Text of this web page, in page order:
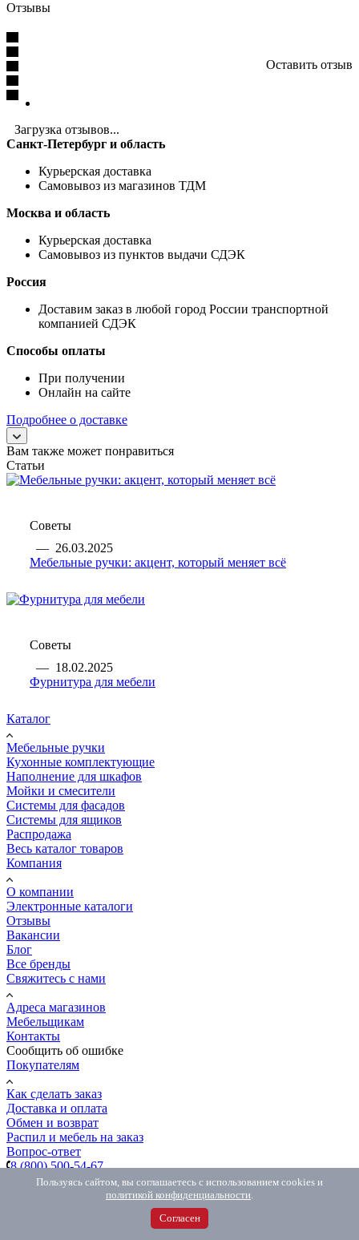
Отзывы
Оставить отзыв
Загрузка отзывов...
Санкт-Петербург и область
Курьерская доставка
Самовывоз из магазинов ТДМ
Москва и область
Курьерская доставка
Самовывоз из пунктов выдачи СДЭК
Россия
Доставим заказ в любой город России транспортной
компанией СДЭК
Способы оплаты
При получении
Онлайн на сайте
Подробнее о доставке
Вам также может понравиться
Статьи
Советы
— 26.03.2025
Мебельные ручки: акцент, который меняет всё
Советы
— 18.02.2025
Фурнитура для мебели
Каталог
Мебельные ручки
Кухонные комплектующие
Наполнение для шкафов
Мойки и смесители
Системы для фасадов
Системы для ящиков
Распродажа
Весь каталог товаров
Компания
О компании
Электронные каталоги
Отзывы
Вакансии
Блог
Все бренды
Свяжитесь с нами
Адреса магазинов
Мебельщикам
Контакты
Сообщить об ошибке
Покупателям
Как сделать заказ
Доставка и оплата
Обмен и возврат
Распил и мебель на заказ
Вопрос-ответ
8 (800) 500-54-67
8 (800) 500-54-67 Бесплатно по РФ
Интернет-магазин
Пользуясь сайтом, вы соглашаетесь с использованием cookies и
политикой конфиденциальности.
Согласен